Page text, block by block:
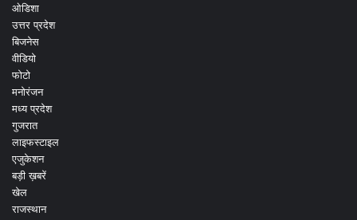
ओडिशा
उत्तर प्रदेश
बिजनेस
वीडियो
फोटो
मनोरंजन
मध्य प्रदेश
गुजरात
लाइफस्टाइल
एजुकेशन
बड़ी ख़बरें
खेल
राजस्थान